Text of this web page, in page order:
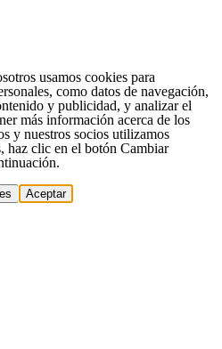
usamos cookies para
como datos de navegación,
y publicidad, y analizar el
más información acerca de los
y nuestros socios utilizamos
haz clic en el botón Cambiar
Aceptar